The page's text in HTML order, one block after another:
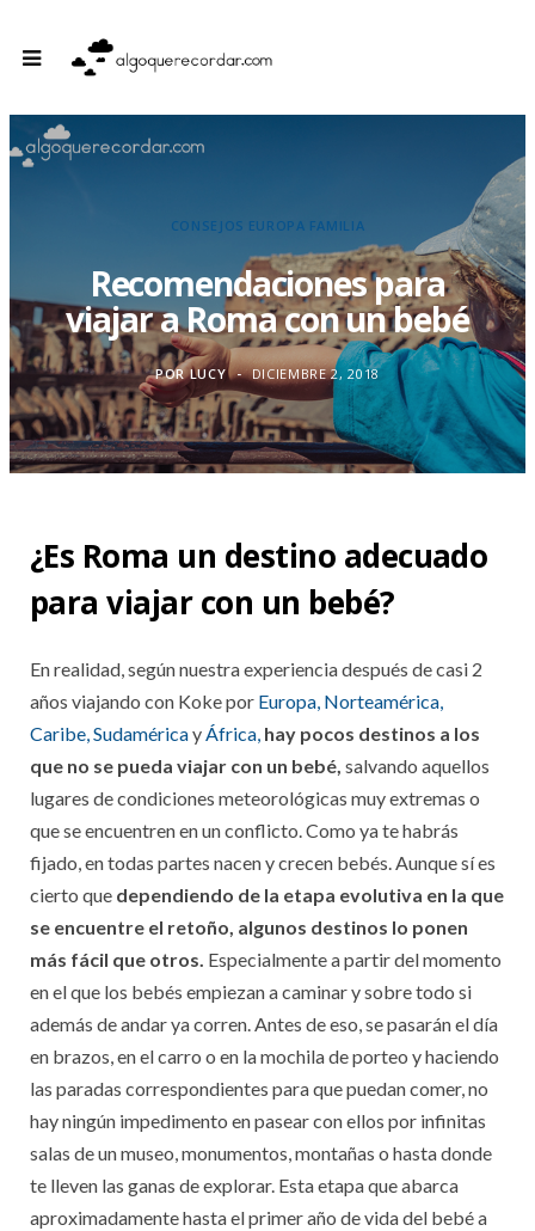
CONSEJOS EUROPA FAMILIA
Recomendaciones para
viajar a Roma con un bebé
PORLUCY DICIEMBRE 2, 2018
¿Es Roma un destino adecuado
para viajar con un bebé?
En realidad, según nuestra experiencia después de casi 2
años viajando con Koke por Europa, Norteamérica,
Caribe, SudaméricayÁfrica, hay pocos destinos a los
que no se pueda viajar con un bebé, salvando aquellos
lugares de condiciones meteorológicas muy extremas o
que se encuentren en un conflicto. Como ya te habrás
fijado, en todas partes nacen y crecen bebés. Aunque sí es
cierto que dependiendo de la etapa evolutiva en la que
se encuentre el retoño, algunos destinos lo ponen
más fácil que otros. Especialmente a partir del momento
en el que los bebés empiezan a caminar y sobre todo si
además de andar ya corren. Antes de eso, se pasarán el día
en brazos, en el carro o en la mochila de porteo y haciendo
las paradas correspondientes para que puedan comer, no
hay ningún impedimento en pasear con ellos por infinitas
salas de un museo, monumentos, montañas o hasta donde
te lleven las ganas de explorar. Esta etapa que abarca
aproximadamente hasta el primer año de vida del bebé a